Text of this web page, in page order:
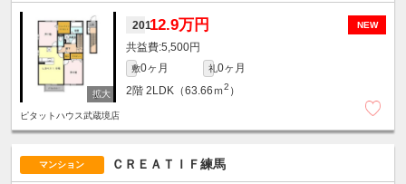
NEW
20112.9万円
5,500円
敷0ヶ月 礼0ヶ月
2階 2LDK（63.66ｍ2 ）
ピタットハウス武蔵境店
マンション ＣＲＥＡＴＩＦ練馬